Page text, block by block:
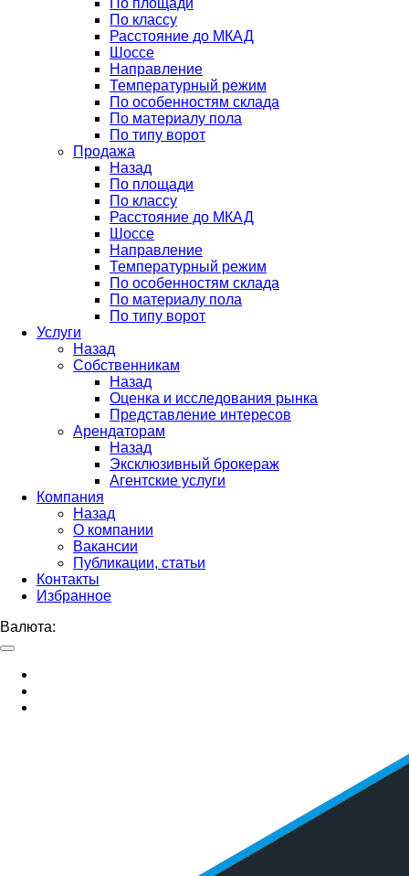
По площади
По классу
Расстояние до МКАД
Шоссе
Направление
Температурный режим
По особенностям склада
По материалу пола
По типу ворот
Продажа
Назад
По площади
По классу
Расстояние до МКАД
Шоссе
Направление
Температурный режим
По особенностям склада
По материалу пола
По типу ворот
Услуги
Назад
Собственникам
Назад
Оценка и исследования рынка
Представление интересов
Арендаторам
Назад
Эксклюзивный брокераж
Агентские услуги
Компания
Назад
О компании
Вакансии
Публикации, статьи
Контакты
Избранное
Валюта: